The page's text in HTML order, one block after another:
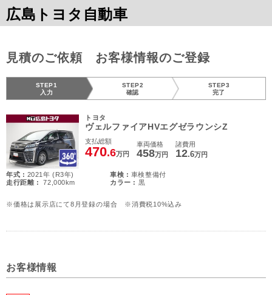
広島トヨタ自動車
見積のご依頼 お客様情報のご登録
STEP1
入力
STEP2
確認
STEP3
完了
トヨタ
ヴェルファイアHVエグゼラウンシZ
支払総額
470.6万円
車両価格
458万円
諸費用
12.6万円
年式 : 2021年 (R3年) 車検 : 車検整備付
走行距離 :
72,000km カラー : 黒
※価格は展示店にて8月登録の場合 ※消費税10%込み
お客様情報